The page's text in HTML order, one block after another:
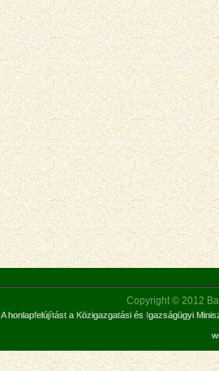
Copyright © 2012
A honlapfelújítást a Közigazgatási és Igazságügyi